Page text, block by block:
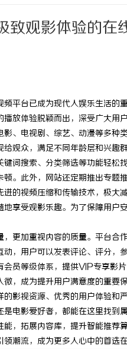
致观影体验的在
频平台已成为现代人娱乐生活的
放体验脱颖而出，深受广大用
、电视剧、综艺、动漫等多
观众，满足不同年龄层和兴趣
词搜索、分类筛选等功能轻
。此外，网站还定期推出专题
的视频压缩和传输技术，极
享受观影乐趣。为了保障用
更加重视内容的质量。平台
，用户可以发表评论、评分，
员等级体系，提供VIP专享影
，成为提升用户满意度的重要
影视资源、优秀的用户体验
电影爱好者，都能在这里找到
，拓展内容库，提升智能推
潮流，成为更多人心中的首选